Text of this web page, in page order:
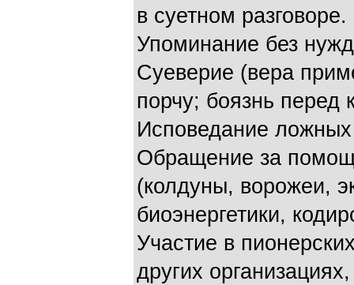
в суетном разговоре.
Упоминание без
Суеверие (вера
порчу; боязнь перед
Исповедание
Обращение за
(колдуны, ворожеи,
биоэнергетики,
Участие в
других